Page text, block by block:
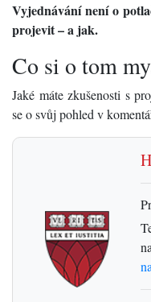
Vyjednávání není o
projevit – a jak.
Co si o tom
Jaké máte zkušenosti s
se o svůj pohled v